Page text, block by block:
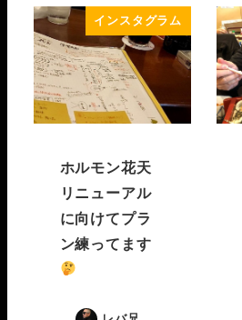
インスタグラム
ホルモン花天
リニューアル
に向けてプラ
ン練ってます